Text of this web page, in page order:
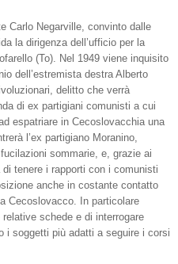
Carlo Negarville, convinto dalle
la dirigenza dell’ufficio per la
(To). Nel 1949 viene inquisito
dell’estremista destra Alberto
delitto che verrà
di ex partigiani comunisti a cui
espatriare in Cecoslovacchia una
l’ex partigiano Moranino,
sommarie, e, grazie ai
tenere i rapporti con i comunisti
anche in costante contatto
Cecoslovacco. In particolare
schede e di interrogare
i soggetti più adatti a seguire i corsi